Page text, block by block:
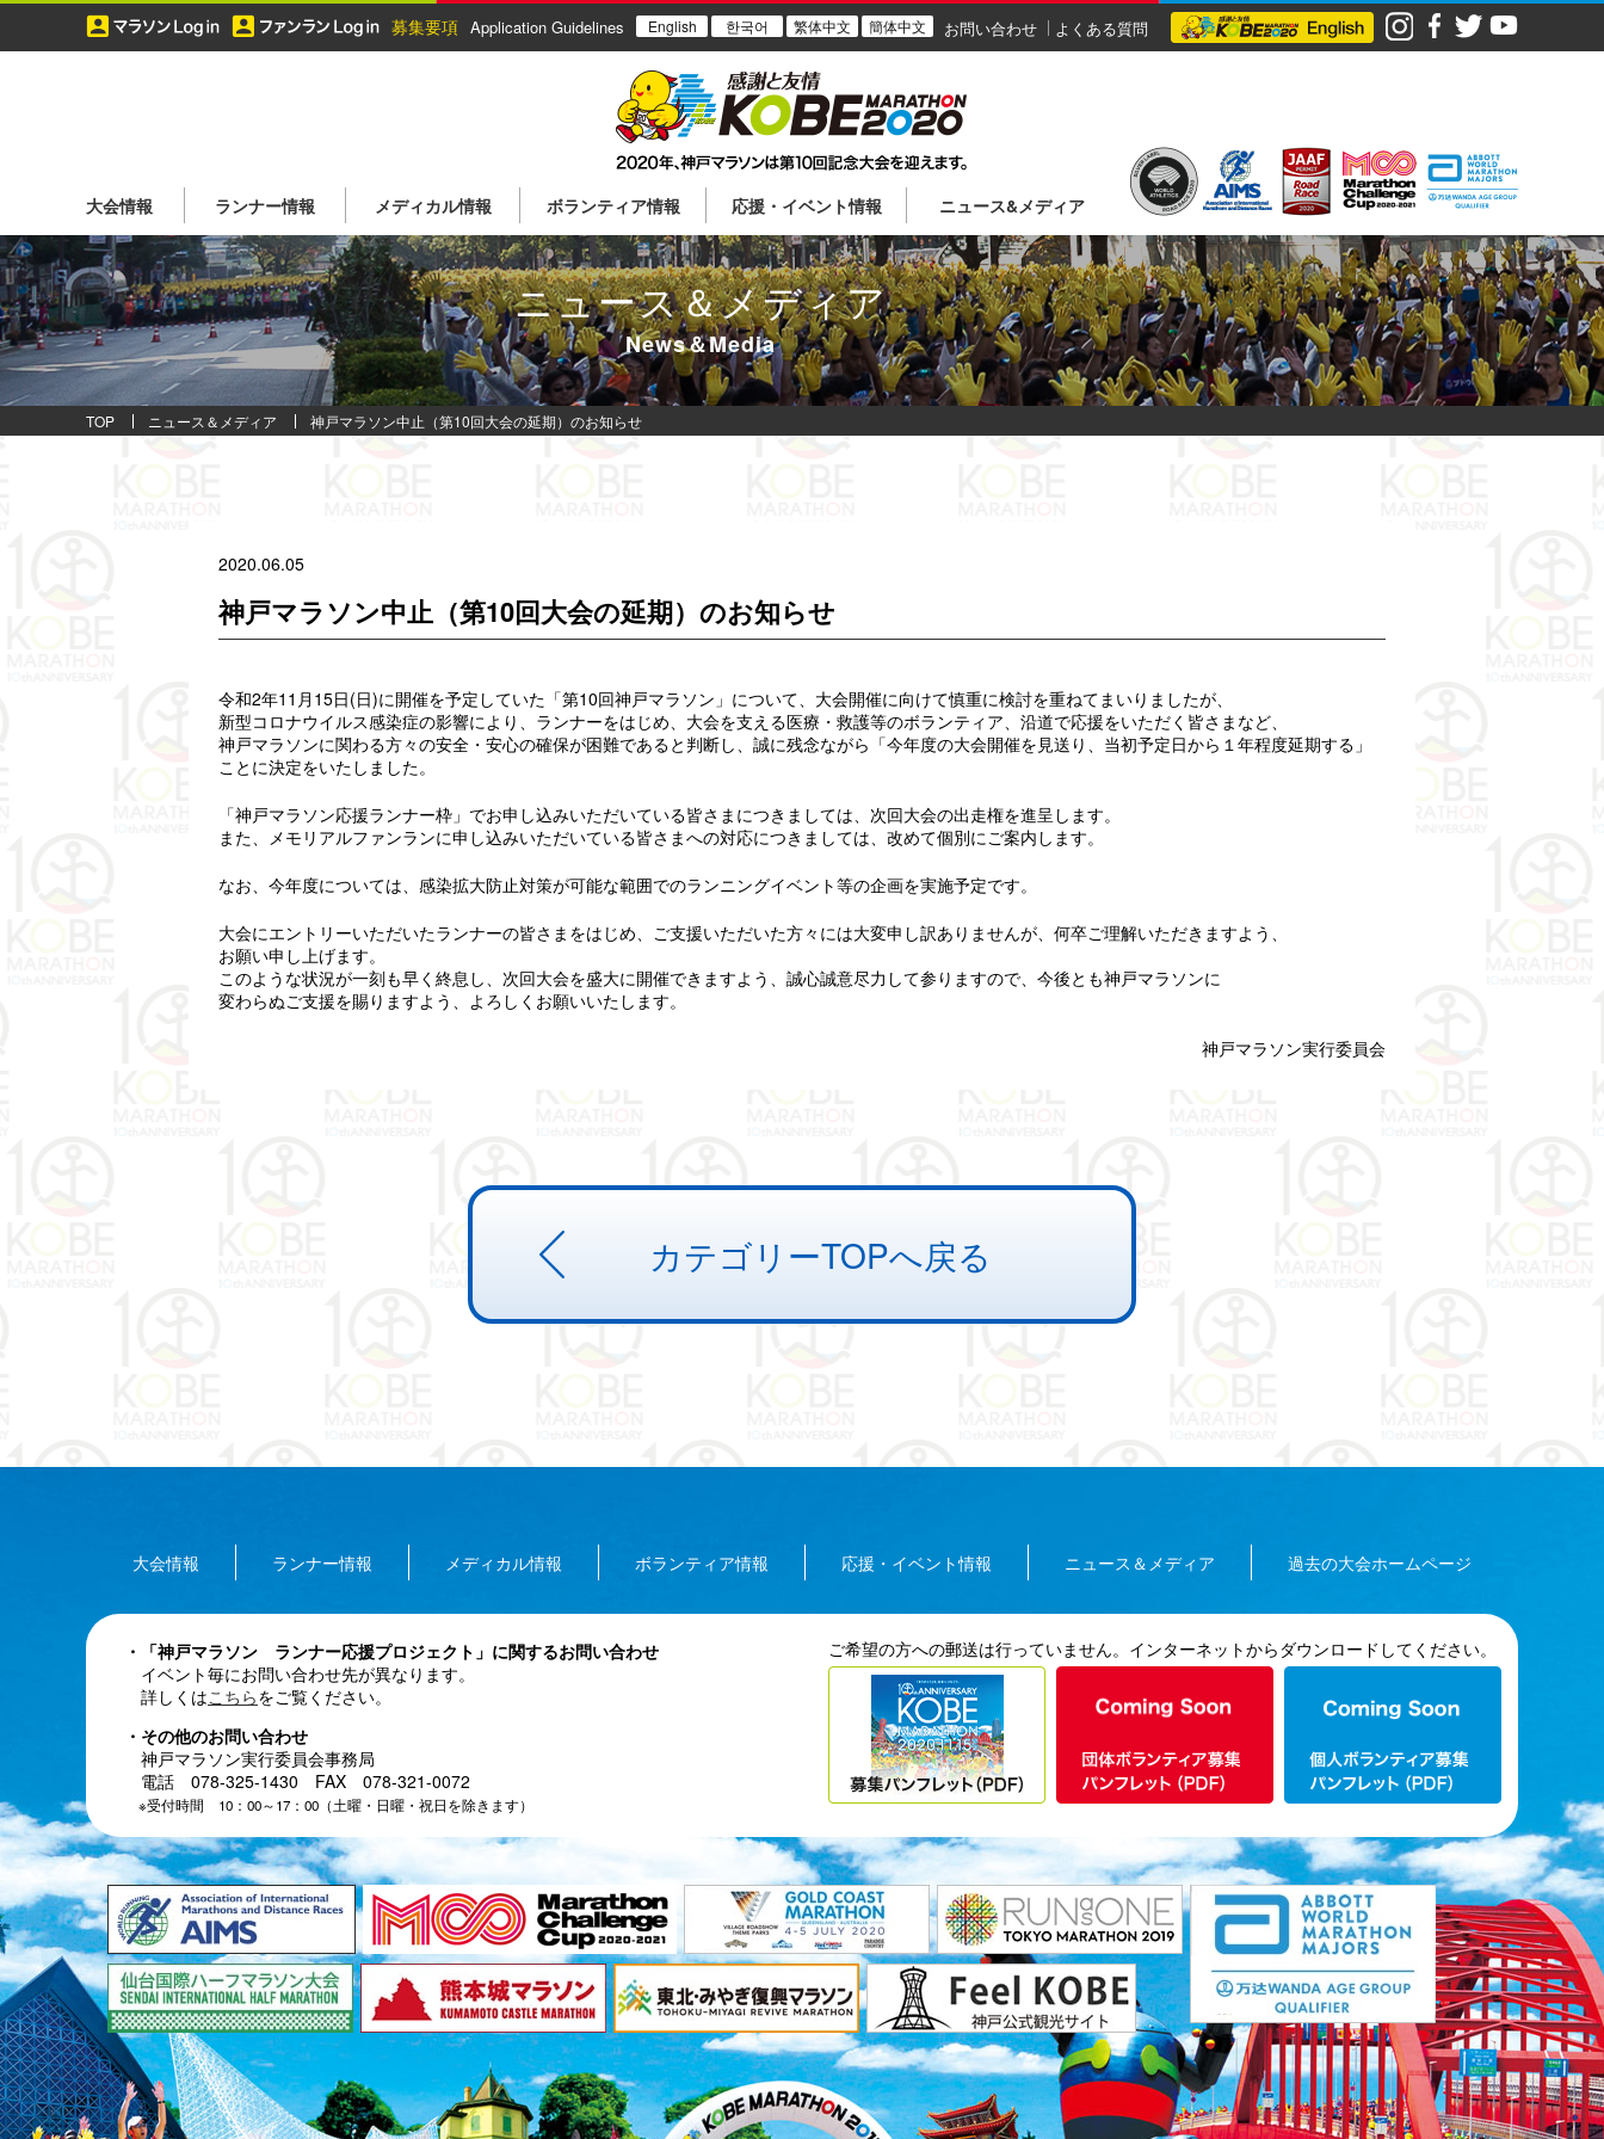
ペ
募集要項 Application Guidelines English 한국어 繁体中文 簡体中文 お問い合わせ よくある質問
大会情報 ランナー情報 メディカル情報 ボランティア情報 応援・イベント情報 ニュース&メディア
ニュース＆メディア
News＆Media
TOP ニュース＆メディア 神戸マラソン中止（第10回大会の延期）のお知らせ
2020.06.05
神戸マラソン中止（第10回大会の延期）のお知らせ
令和2年11月15日(日)に開催を予定していた「第10回神戸マラソン」について、大会開催に向けて慎重に検討を重ねてまいりましたが、
新型コロナウイルス感染症の影響により、ランナーをはじめ、大会を支える医療・救護等のボランティア、沿道で応援をいただく皆さまなど、
神戸マラソンに関わる方々の安全・安心の確保が困難であると判断し、誠に残念ながら「今年度の大会開催を見送り、当初予定日から１年程度延期する」
ことに決定をいたしました。
「神戸マラソン応援ランナー枠」でお申し込みいただいている皆さまにつきましては、次回大会の出走権を進呈します。
また、メモリアルファンランに申し込みいただいている皆さまへの対応につきましては、改めて個別にご案内します。
なお、今年度については、感染拡大防止対策が可能な範囲でのランニングイベント等の企画を実施予定です。
大会にエントリーいただいたランナーの皆さまをはじめ、ご支援いただいた方々には大変申し訳ありませんが、何卒ご理解いただきますよう、
お願い申し上げます。
このような状況が一刻も早く終息し、次回大会を盛大に開催できますよう、誠心誠意尽力して参りますので、今後とも神戸マラソンに
変わらぬご支援を賜りますよう、よろしくお願いいたします。
神戸マラソン実行委員会
カテゴリーTOPへ戻る
大会情報 ランナー情報 メディカル情報 ボランティア情報 応援・イベント情報 ニュース＆メディア 過去の大会ホームページ
ご希望の方への郵送は行っていません。インターネットからダウンロードしてください。
・「神戸マラソン ランナー応援プロジェクト」に関するお問い合わせ
イベント毎にお問い合わせ先が異なります。
詳しくはこちらをご覧ください。
・その他のお問い合わせ
神戸マラソン実行委員会事務局
電話 078-325-1430 FAX 078-321-0072
※受付時間 10：00～17：00（土曜・日曜・祝日を除きます）